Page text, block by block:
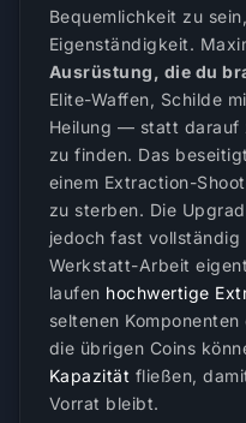
Bequemlichkeit zu
Eigenständigkeit.
Ausrüstung, die du
Elite-Waffen, Schilde
Heilung — statt darauf
zu finden. Das
einem Extraction-
zu sterben. Die
jedoch fast vollständig
Werkstatt-Arbeit
laufen hochwertige
seltenen
die übrigen Coins
Kapazität fließen,
Vorrat bleibt.